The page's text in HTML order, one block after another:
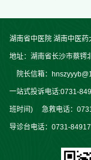
湖南省中医院 湖南中医
地址：湖南省长沙市蔡
院长信箱：
一站式投诉电话:0731-
班时间) 急救电话：
导诊台电话：0731-